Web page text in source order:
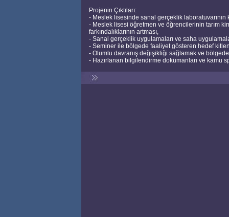
Projenin Çıktıları:
- Meslek lisesinde sanal gerçeklik laboratuvarının
- Meslek lisesi öğretmen ve öğrencilerinin tarım
farkındalıklarının artması,
- Sanal gerçeklik uygulamaları ve saha
- Seminer ile bölgede faaliyet gösteren hedef
- Olumlu davranış değişikliği sağlamak ve
- Hazırlanan bilgilendirme dokümanları ve kamu